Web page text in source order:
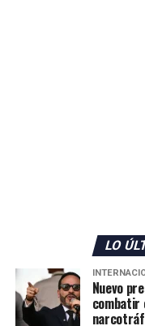
LO
Nuevo
combatir